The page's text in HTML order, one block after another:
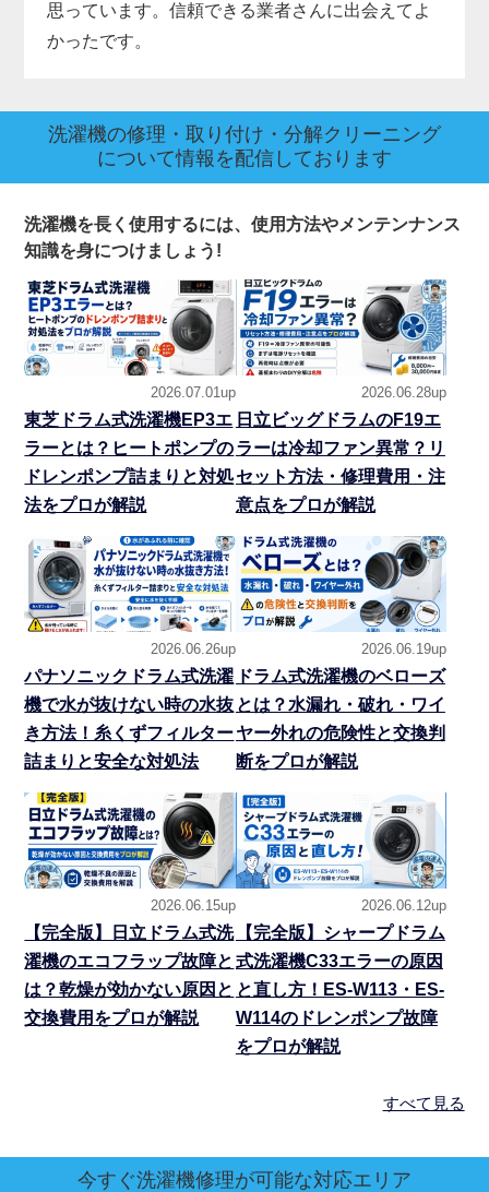
思っています。信頼できる業者さんに出会えてよ
かったです。
洗濯機の修理・取り付け・分解クリーニング
について情報を配信しております
洗濯機を長く使用するには、使用方法やメンテンナンス
知識を身につけましょう!
2026.07.01up
東芝ドラム式洗濯機EP3エ
ラーとは？ヒートポンプの
ドレンポンプ詰まりと対処
法をプロが解説
2026.06.28up
日立ビッグドラムのF19エ
ラーは冷却ファン異常？リ
セット方法・修理費用・注
意点をプロが解説
2026.06.26up
パナソニックドラム式洗濯
機で水が抜けない時の水抜
き方法！糸くずフィルター
詰まりと安全な対処法
2026.06.19up
ドラム式洗濯機のベローズ
とは？水漏れ・破れ・ワイ
ヤー外れの危険性と交換判
断をプロが解説
2026.06.15up
【完全版】日立ドラム式洗
濯機のエコフラップ故障と
は？乾燥が効かない原因と
交換費用をプロが解説
2026.06.12up
【完全版】シャープドラム
式洗濯機C33エラーの原因
と直し方！ES-W113・ES-
W114のドレンポンプ故障
をプロが解説
すべて見る
今すぐ洗濯機修理が可能な対応エリア